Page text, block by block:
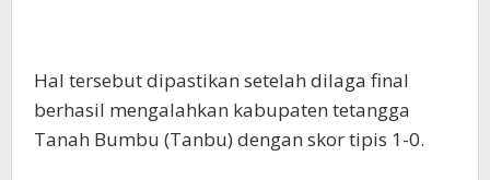
Hal tersebut dipastikan setelah dilaga final
berhasil mengalahkan kabupaten tetangga
Tanah Bumbu (Tanbu) dengan skor tipis 1-0.